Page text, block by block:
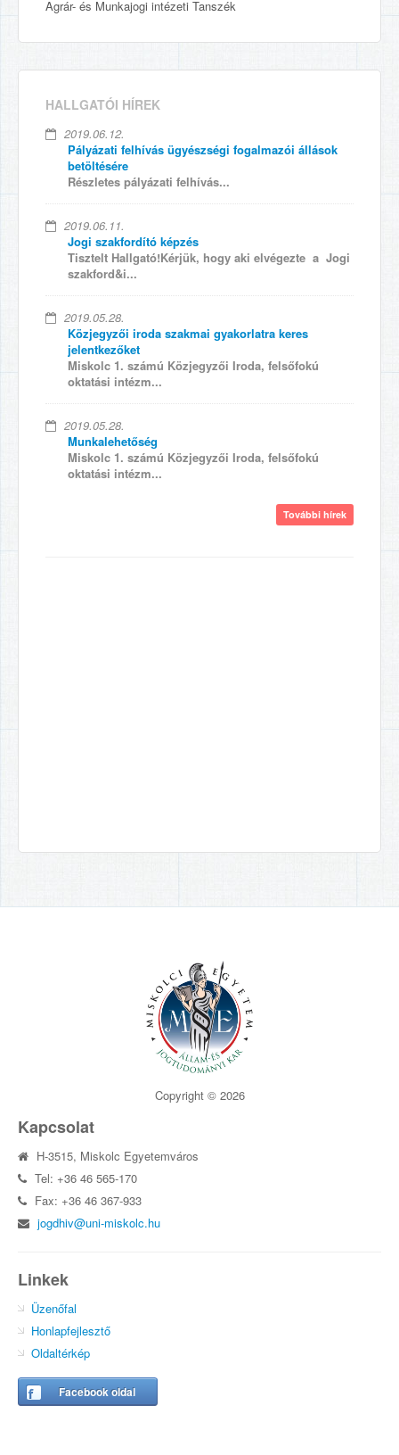
Agrár- és Munkajogi intézeti Tanszék
HALLGATÓI HÍREK
2019.06.12.
Pályázati felhívás ügyészségi fogalmazói állások
betöltésére
Részletes pályázati felhívás...
2019.06.11.
Jogi szakfordító képzés
Tisztelt Hallgató!Kérjük, hogy aki elvégezte a Jogi
szakford&i...
2019.05.28.
Közjegyzői iroda szakmai gyakorlatra keres
jelentkezőket
Miskolc 1. számú Közjegyzői Iroda, felsőfokú
oktatási intézm...
2019.05.28.
Munkalehetőség
Miskolc 1. számú Közjegyzői Iroda, felsőfokú
oktatási intézm...
További hírek
Copyright © 2026
Kapcsolat
H-3515, Miskolc Egyetemváros
Tel: +36 46 565-170
Fax: +36 46 367-933
jogdhiv@uni-miskolc.hu
Linkek
Üzenőfal
Honlapfejlesztő
Oldaltérkép
Facebook oldal